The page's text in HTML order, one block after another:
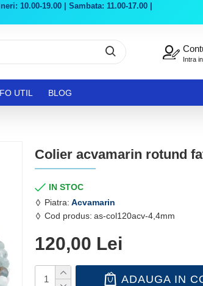
10.00-19.00 | Sambata: 11.00-17.00 |
Intra
UTIL BLOG
Colier acvamarin rotund
IN STOC
Piatra: Acvamarin
Cod produs: as-col120acv-4,4mm
120,00 Lei
ADAUGA IN